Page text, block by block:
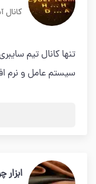
تنها کانال تیم
سیستم عامل و نرم
ابزار